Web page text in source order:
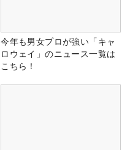
今年も男女プロが強い「キャ
ロウェイ」のニュース一覧は
こちら！